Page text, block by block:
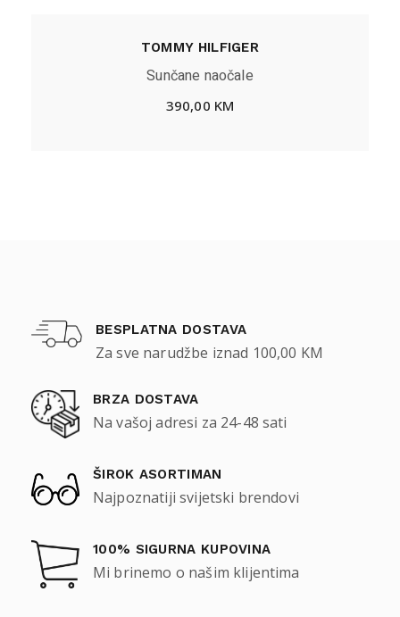
TOMMY HILFIGER
Sunčane naočale
390,00 KM
BESPLATNA DOSTAVA
Za sve narudžbe iznad 100,00 KM
BRZA DOSTAVA
Na vašoj adresi za 24-48 sati
ŠIROK ASORTIMAN
Najpoznatiji svijetski brendovi
100% SIGURNA KUPOVINA
Mi brinemo o našim klijentima